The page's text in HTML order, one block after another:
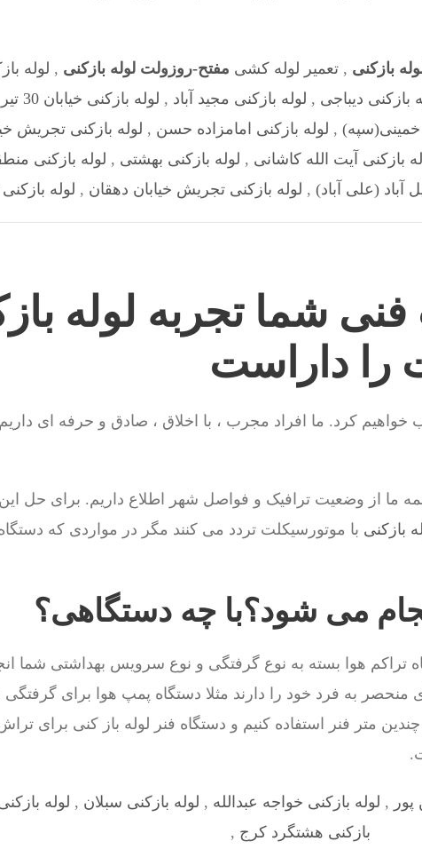
بازکنی , تعمیر لوله کشی مفتح-روزولت لوله بازکنی , لوله
بازکنی دیباجی , لوله بازکنی مجید آباد , لوله بازکنی خیابان 30 تیر
خمینی(سپه) , لوله بازکنی امامزاده حسن , لوله بازکنی تجریش
بازکنی آيت الله كاشانی , لوله بازکنی بهشتی , لوله بازکنی
آباد (علی آباد) , لوله بازکنی تجریش خیابان دهقان , لوله
فنی شما تجربه لوله
را داراست
خواهیم کرد. ما افراد مجرب ، با اخلاق ، صادق و حرفه ای
ما از وضعیت ترافیک و فواصل شهر اطلاع داریم. برای حل
بازکنی با موتورسیکلت تردد می کنند مگر در مواردی که
می شود؟با چه دستگاهی؟
تراکم هوا بسته به نوع گرفتگی و نوع سرویس بهداشتی شما
به فرد خود را دارند مثلا دستگاه پمپ هوا برای گرفتگی
متر فنر استفاده کنیم و دستگاه فنر لوله باز کنی برای
, لوله بازکنی خواجه عبدالله , لوله بازکنی سبلان , لوله
بازکنی هشتگرد کرج ,